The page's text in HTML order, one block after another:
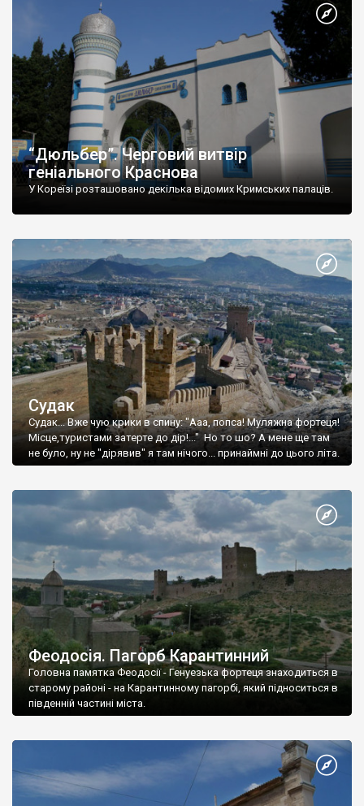
“Дюльбер”. Черговий витвір
геніального Краснова
У Кореїзі розташовано декілька відомих Кримських палаців.
Судак
Судак... Вже чую крики в спину: "Ааа, попса! Муляжна фортеця!
Місце,туристами затерте до дір!..." Но то шо? А мене ще там
не було, ну не "дірявив" я там нічого... принаймні до цього літа.
Феодосія. Пагорб Карантинний
Головна памятка Феодосії - Генуезька фортеця знаходиться в
старому районі - на Карантинному пагорбі, який підноситься в
південній частині міста.